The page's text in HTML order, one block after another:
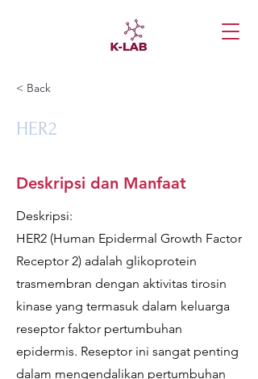
< Back
HER2
Deskripsi dan Manfaat
Deskripsi:
HER2 (Human Epidermal Growth Factor
Receptor 2) adalah glikoprotein
trasmembran dengan aktivitas tirosin
kinase yang termasuk dalam keluarga
reseptor faktor pertumbuhan
epidermis. Reseptor ini sangat penting
dalam mengendalikan pertumbuhan